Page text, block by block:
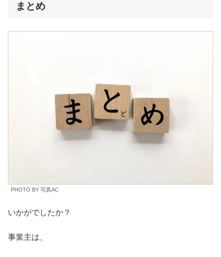
まとめ
PHOTO BY 写真AC
いかがでしたか？
事業主は、